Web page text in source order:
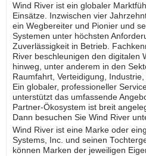
Wind River ist ein globaler
Einsätze. Inzwischen vier
ein Wegbereiter und Pionier und
Systemen unter höchsten
Zuverlässigkeit in Betrieb.
River beschleunigen den digitalen
hinweg, unter anderem in den
Raumfahrt, Verteidigung,
Ein globaler, professioneller
unterstützt das umfassende
Partner-Ökosystem ist breit
Dann besuchen Sie Wind River
Wind River ist eine Marke oder
Systems, Inc. und seinen
können Marken der jeweiligen